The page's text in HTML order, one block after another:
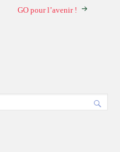
GO pour l’avenir !
